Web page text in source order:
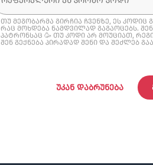
თუ მეგობარმა გირჩია ჩვენზე, ეს კოდიც
რაც მოხდება ნამდვილად გაგაოცებს.
პატრონსაც 🥳 თუ კოდი არ მოუციათ,
შენ გექნება პირადად შენი და შეძლებ
ᲣᲙᲐᲜ ᲓᲐᲑᲠᲣᲜᲔᲑᲐ